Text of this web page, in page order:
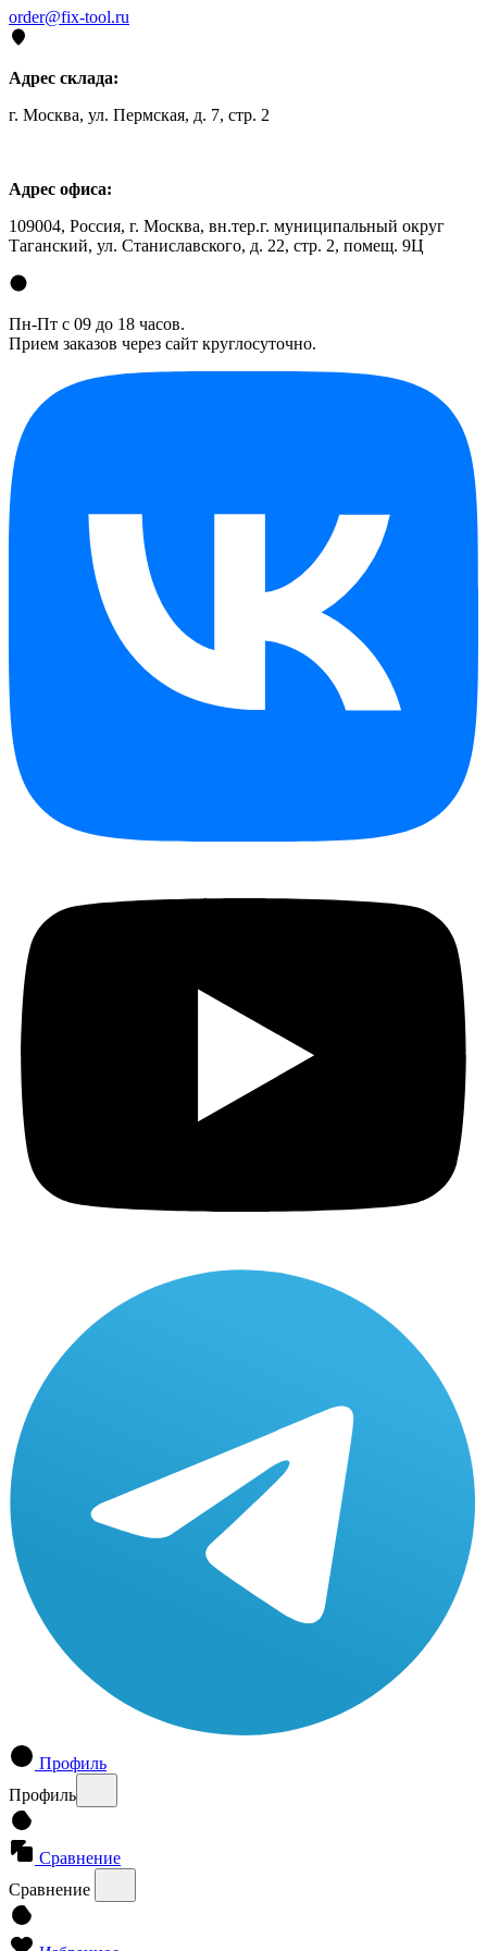
order@fix-tool.ru
Адрес склада:
г. Москва, ул. Пермская, д. 7, стр. 2
Адрес офиса:
109004, Россия, г. Москва, вн.тер.г. муниципальный округ
Таганский, ул. Станиславского, д. 22, стр. 2, помещ. 9Ц
Пн-Пт с 09 до 18 часов.
Прием заказов через сайт круглосуточно.
Профиль
Профиль
Сравнение
Сравнение